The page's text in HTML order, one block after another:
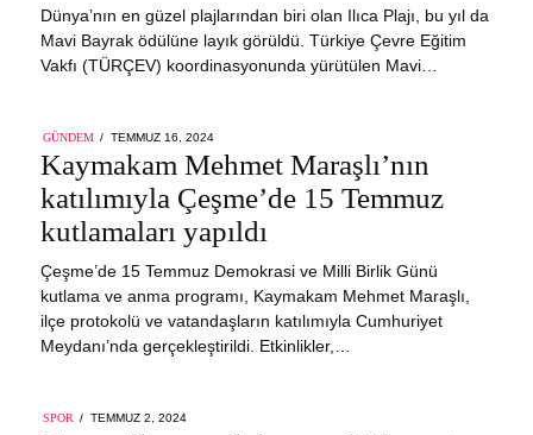
Dünya’nın en güzel plajlarından biri olan Ilıca Plajı, bu yıl da
Mavi Bayrak ödülüne layık görüldü. Türkiye Çevre Eğitim
Vakfı (TÜRÇEV) koordinasyonunda yürütülen Mavi…
GÜNDEM
POSTED
TEMMUZ 16, 2024
Kaymakam Mehmet Maraşlı’nın
katılımıyla Çeşme’de 15 Temmuz
kutlamaları yapıldı
Çeşme’de 15 Temmuz Demokrasi ve Milli Birlik Günü
kutlama ve anma programı, Kaymakam Mehmet Maraşlı,
ilçe protokolü ve vatandaşların katılımıyla Cumhuriyet
Meydanı’nda gerçekleştirildi. Etkinlikler,…
SPOR
POSTED
TEMMUZ 2, 2024